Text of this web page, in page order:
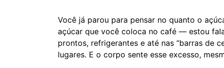
Você já parou para pensar no quanto o
açúcar que você coloca no café — estou
prontos, refrigerantes e até nas “barras de
lugares. E o corpo sente esse excesso,